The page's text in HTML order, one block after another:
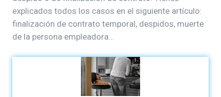
explicados todos los casos en el siguiente artículo:
finalización de contrato temporal, despidos, muerte
de la persona empleadora…